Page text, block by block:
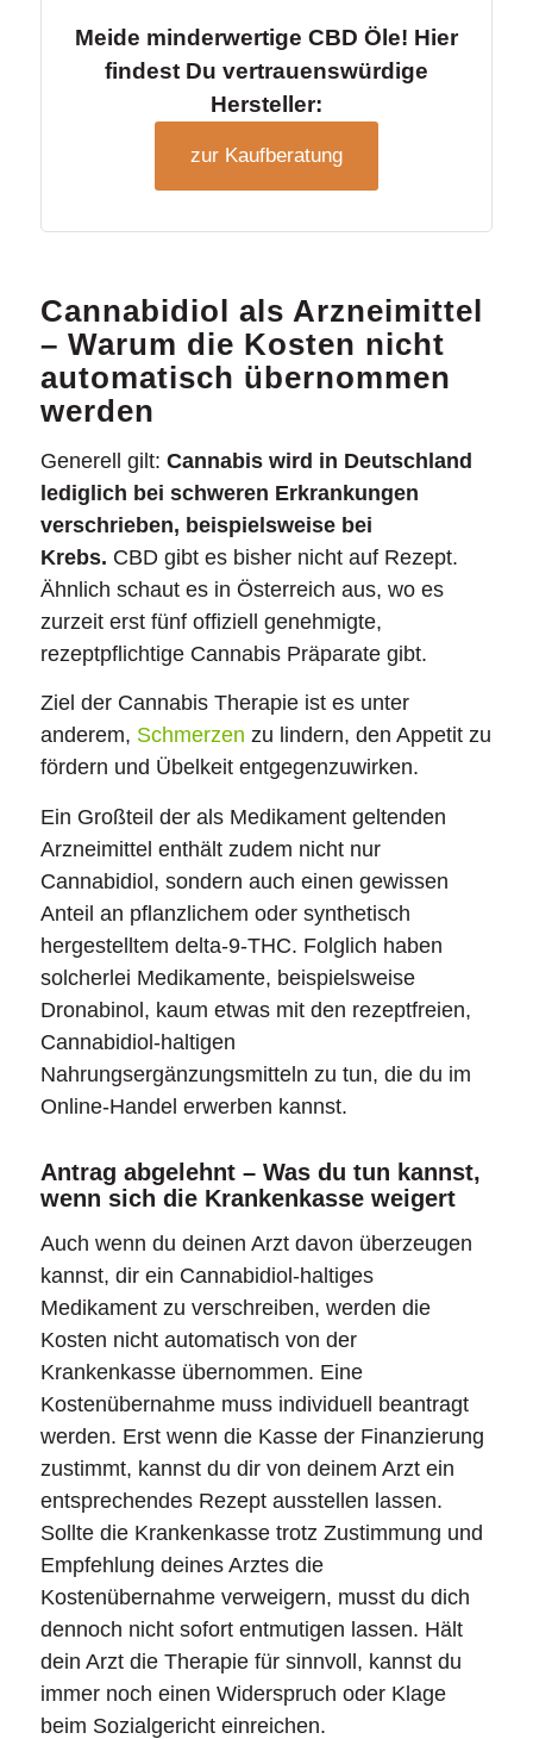
Meide minderwertige CBD Öle! Hier
findest Du vertrauenswürdige
Hersteller:
zur Kaufberatung
Cannabidiol als Arzneimittel
– Warum die Kosten nicht
automatisch übernommen
werden
Generell gilt: Cannabis wird in Deutschland
lediglich bei schweren Erkrankungen
verschrieben, beispielsweise bei
Krebs. CBD gibt es bisher nicht auf Rezept.
Ähnlich schaut es in Österreich aus, wo es
zurzeit erst fünf offiziell genehmigte,
rezeptpflichtige Cannabis Präparate gibt.
Ziel der Cannabis Therapie ist es unter
anderem, Schmerzen zu lindern, den Appetit zu
fördern und Übelkeit entgegenzuwirken.
Ein Großteil der als Medikament geltenden
Arzneimittel enthält zudem nicht nur
Cannabidiol, sondern auch einen gewissen
Anteil an pflanzlichem oder synthetisch
hergestelltem delta-9-THC. Folglich haben
solcherlei Medikamente, beispielsweise
Dronabinol, kaum etwas mit den rezeptfreien,
Cannabidiol-haltigen
Nahrungsergänzungsmitteln zu tun, die du im
Online-Handel erwerben kannst.
Antrag abgelehnt – Was du tun kannst,
wenn sich die Krankenkasse weigert
Auch wenn du deinen Arzt davon überzeugen
kannst, dir ein Cannabidiol-haltiges
Medikament zu verschreiben, werden die
Kosten nicht automatisch von der
Krankenkasse übernommen. Eine
Kostenübernahme muss individuell beantragt
werden. Erst wenn die Kasse der Finanzierung
zustimmt, kannst du dir von deinem Arzt ein
entsprechendes Rezept ausstellen lassen.
Sollte die Krankenkasse trotz Zustimmung und
Empfehlung deines Arztes die
Kostenübernahme verweigern, musst du dich
dennoch nicht sofort entmutigen lassen. Hält
dein Arzt die Therapie für sinnvoll, kannst du
immer noch einen Widerspruch oder Klage
beim Sozialgericht einreichen.